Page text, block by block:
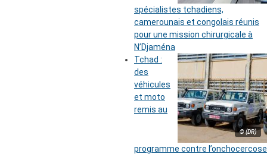
spécialistes tchadiens,
camerounais et congolais réunis
pour une mission chirurgicale à
N’Djaména
© (DR)
Tchad :
des
véhicules
et moto
remis au
programme contre l’onchocercose